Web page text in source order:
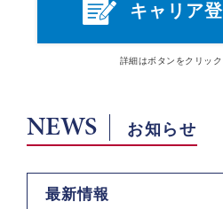
キャリア
詳細はボタン をクリッ
NEWS お知らせ
最新情報